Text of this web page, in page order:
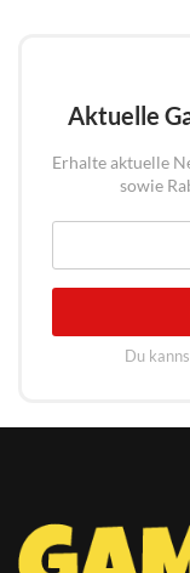
Aktuelle
Erhalte aktuelle
sowie
Du